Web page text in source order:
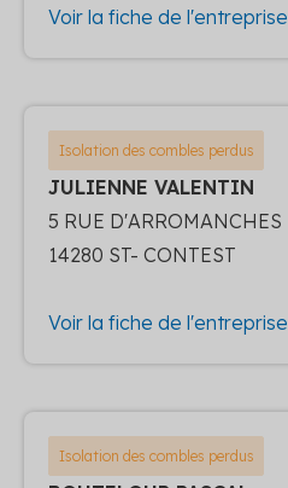
Voir la fiche de l'entreprise
Isolation des combles perdus
JULIENNE VALENTIN
5 RUE D'ARROMANCHES
14280 ST- CONTEST
Voir la fiche de l'entreprise
Isolation des combles perdus